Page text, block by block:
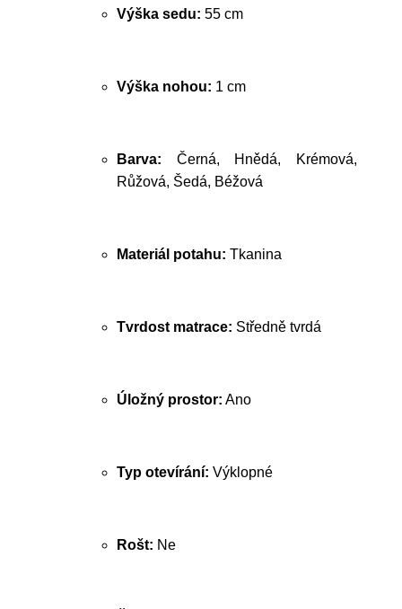
Výška sedu: 55 cm
Výška nohou: 1 cm
Barva: Černá, Hnědá, Krémová,
Růžová, Šedá, Béžová
Materiál potahu: Tkanina
Tvrdost matrace: Středně tvrdá
Úložný prostor: Ano
Typ otevírání: Výklopné
Rošt: Ne